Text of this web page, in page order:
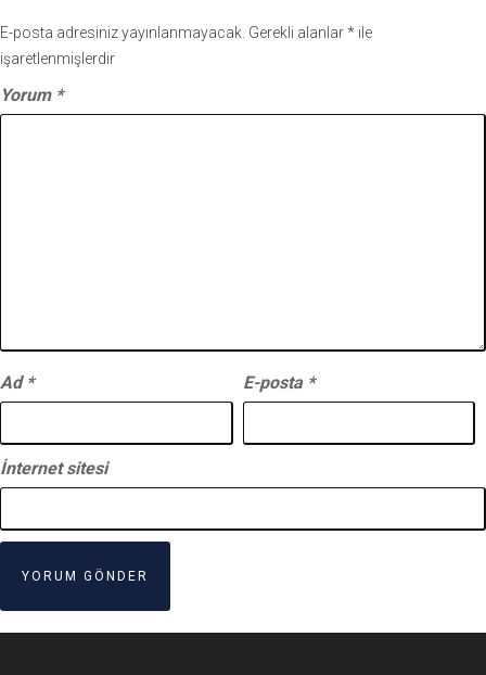
E-posta adresiniz yayınlanmayacak. Gerekli alanlar* ile
işaretlenmişlerdir
Yorum *
Ad * E-posta *
İnternet sitesi